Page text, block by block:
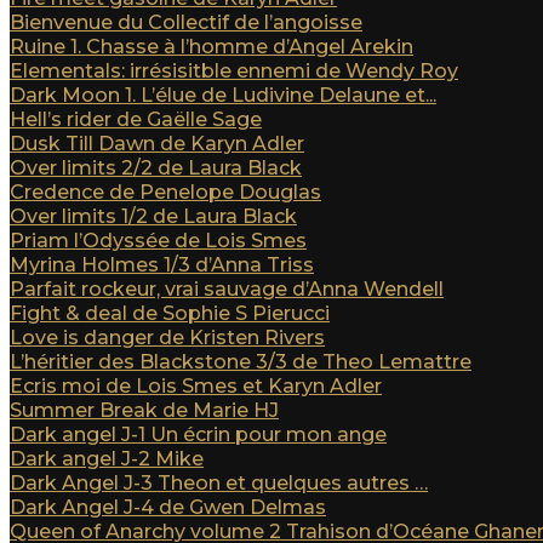
Bienvenue du Collectif de l’angoisse
Ruine 1. Chasse à l’homme d’Angel Arekin
Elementals: irrésisitble ennemi de Wendy Roy
Dark Moon 1. L’élue de Ludivine Delaune et...
Hell’s rider de Gaëlle Sage
Dusk Till Dawn de Karyn Adler
Over limits 2/2 de Laura Black
Credence de Penelope Douglas
Over limits 1/2 de Laura Black
Priam l’Odyssée de Lois Smes
Myrina Holmes 1/3 d’Anna Triss
Parfait rockeur, vrai sauvage d’Anna Wendell
Fight & deal de Sophie S Pierucci
Love is danger de Kristen Rivers
L’héritier des Blackstone 3/3 de Theo Lemattre
Ecris moi de Lois Smes et Karyn Adler
Summer Break de Marie HJ
Dark angel J-1 Un écrin pour mon ange
Dark angel J-2 Mike
Dark Angel J-3 Theon et quelques autres …
Dark Angel J-4 de Gwen Delmas
Queen of Anarchy volume 2 Trahison d’Océane